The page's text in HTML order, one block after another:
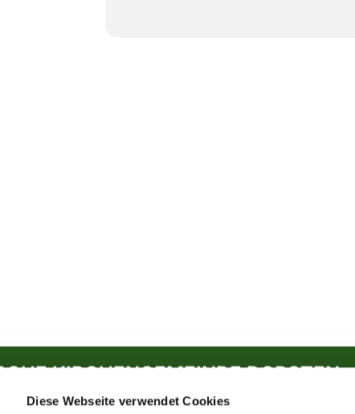
Diese Webseite verwendet Cookies
KIRCHENGEMEINDE DORSTEN